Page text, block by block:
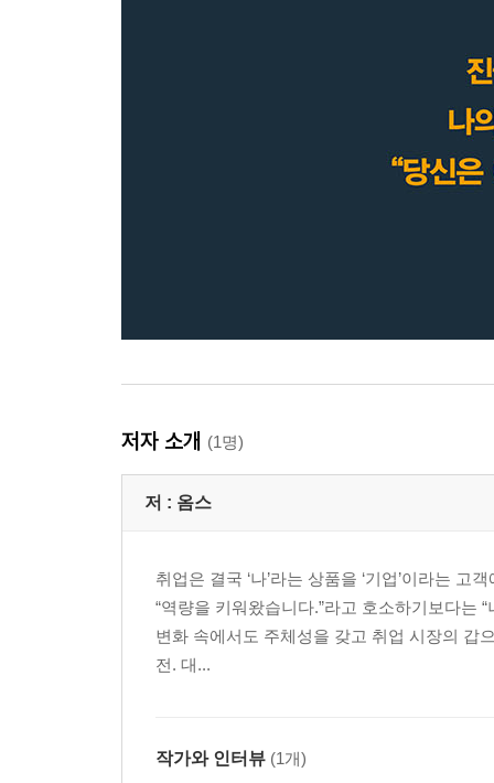
저자 소개 (1명)
저 : 옴스
취업은 결국 ‘나’라는 상품을 ‘기업’이라는
“역량을 키워왔습니다.”라고 호소하기보다는
변화 속에서도 주체성을 갖고 취업 시장의 갑
전. 대...
작가와 인터뷰 (1개)